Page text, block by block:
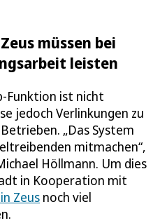
müssen bei
leisten
Funktion ist nicht
jedoch Verlinkungen zu
„Das System
mitmachen“,
Höllmann. Um dies
in Kooperation mit
Zeus noch viel